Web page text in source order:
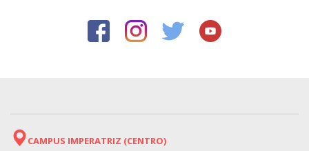
CAMPUS IMPERATRIZ (CENTRO)